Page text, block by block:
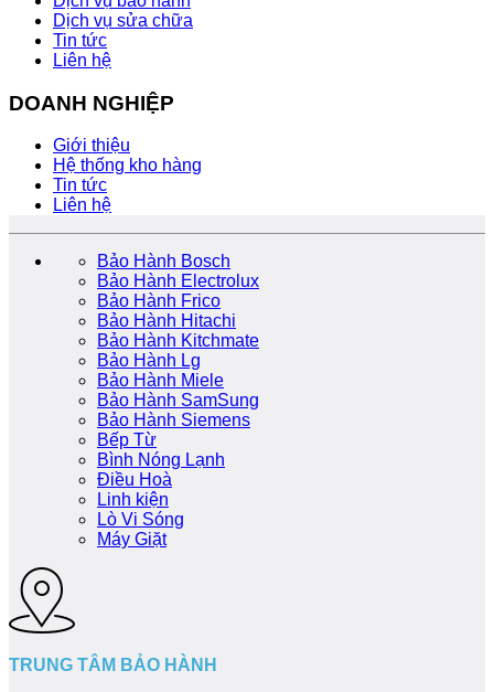
Dịch vụ sửa chữa
Tin tức
Liên hệ
DOANH NGHIỆP
Giới thiệu
Hệ thống kho hàng
Tin tức
Liên hệ
Bảo Hành Bosch
Bảo Hành Electrolux
Bảo Hành Frico
Bảo Hành Hitachi
Bảo Hành Kitchmate
Bảo Hành Lg
Bảo Hành Miele
Bảo Hành SamSung
Bảo Hành Siemens
Bếp Từ
Bình Nóng Lạnh
Điều Hoà
Linh kiện
Lò Vi Sóng
Máy Giặt
TRUNG TÂM BẢO HÀNH